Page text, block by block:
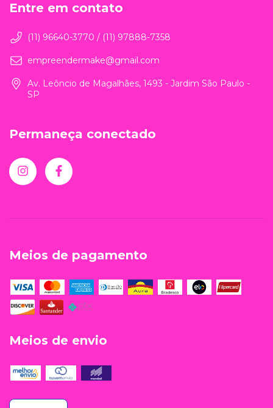
Entre em contato
(11) 96640-3770 / (11) 97888-7358
empreendermake@gmail.com
Av. Leôncio de Magalhães, 1493 - Jardim São Paulo -
SP
Permaneça conectado
Meios de pagamento
Meios de envio